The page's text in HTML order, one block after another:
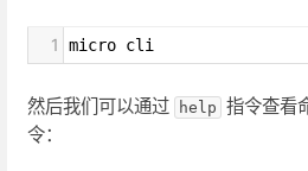
1 micro cli
然后我们可以通过 help 指令查看
令：